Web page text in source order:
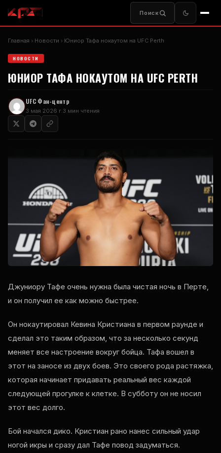
Поиск
Главная Новости Юниор Тафа нокаутом на UFC Perth
НОВОСТИ
ЮНИОР ТАФА НОКАУТОМ НА UFC PERTH
UFCФан-центр
3 мая 2026 г.3 мин чтения
Джуниору Тафе очень нужна была чистая ночь в Перте,
и он получил ее как можно быстрее.
Он нокаутировал Кевина Кристиана в первом раунде и
сделал это таким образом, что за несколько секунд
меняет все настроение вокруг бойца. Тафа вошел в
этот на заносе из двух боев. Это своего рода растяжка,
которая начинает придавать реальный вес каждой
следующей прогулке к клетке. В субботу он не носил
этот вес долго.
Бой начался дико. Кристиан рано нанес сильный удар
ногой икры и сразу дал Тафе повод задуматься.